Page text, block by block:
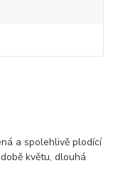
a spolehlivě plodící
květu, dlouhá